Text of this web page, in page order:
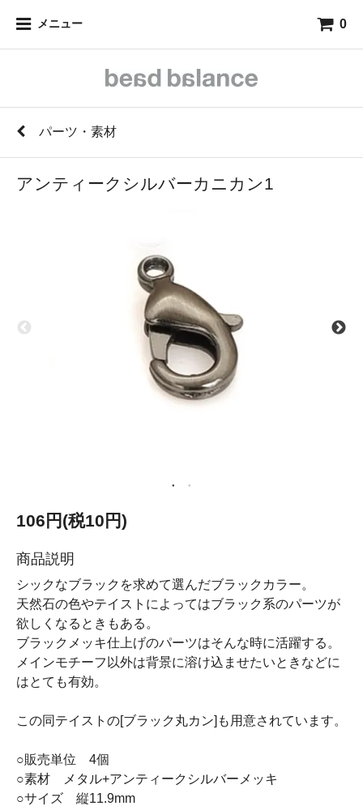
メニュー 0
パーツ・素材
アンティークシルバーカニカン1
106円(税10円)
商品説明
シックなブラックを求めて選んだブラックカラー。
天然石の色やテイストによってはブラック系のパーツが
欲しくなるときもある。
ブラックメッキ仕上げのパーツはそんな時に活躍する。
メインモチーフ以外は背景に溶け込ませたいときなどに
はとても有効。
この同テイストの[ブラック丸カン]も用意されています。
○販売単位 4個
○素材 メタル+アンティークシルバーメッキ
○サイズ 縦11.9mm